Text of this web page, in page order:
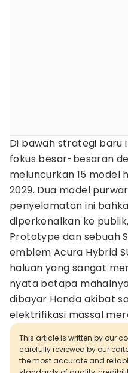
Di bawah strategi baru
fokus besar-besaran
meluncurkan 15 model
2029. Dua model
penyelamatan ini
diperkenalkan ke
Prototype dan sebuah
emblem Acura Hybrid
haluan yang sangat
nyata betapa
dibayar Honda akibat
elektrifikasi massal
This article is written by our
carefully reviewed by our
the most accurate and